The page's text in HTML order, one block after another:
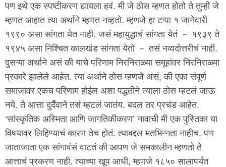
पण इथे एक स्पष्टीकरण द्यायला हवं. मी जे ठोस म्हणत होतो ते तुम्ही जे
म्हणत आहात त्या अर्थाने म्हणत नव्हतो. म्हणजे हा टप्पा १ जानेवारी
१९९० असा सांगता येत नाही. जसं महायुद्धाचं सांगता येतं － १९३९ ते
१९४५ असा निश्चित कालखंड सांगता येतो － तसं नव्वदोत्तरीचं नाही.
दुसऱ्या अर्थाने असं की याचे परिणाम निरनिराळ्या समूहांवर निरनिराळ्या
प्रकारे झालेले आहेत. त्या अर्थाने ठोस म्हणजे असं, की एका संपूर्ण
समाजावर एकच परिणाम होईल अशा पद्धतीने त्याला ठोस म्हटलं जाऊ
नये. ते आत्ता दुर्दैवाने तसं म्हटलं जातंय. बदल तर प्रचंड आहेत.
‘सांस्कृतिक अस्मिता आणि जागतिकीकरण’ नावाची मी एक पुस्तिका या
विषयावर लिहिण्याचं कारण तेच होतं. त्याबद्दल मतभिन्नता नाहीच. पण
जाताजाता एक सांगावंसं वाटतं की आपण जे समकालीन म्हणतो ते
आत्ताचं प्रकरण नाही. त्याच्या खूप आधी, म्हणजे १८५० सालापर्यंत